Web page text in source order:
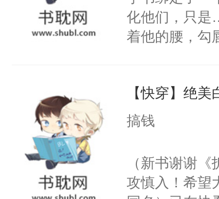
化他们，只是
着他的腰，勾
来，给老公
用力——为你
【快穿】绝
搞钱
（新书谢谢
攻慎入！希望